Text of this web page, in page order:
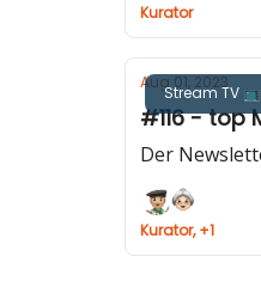
Kurator
Stream TV 📺
Aug 01, 2023
#116 - top
Der
Kurator, +1